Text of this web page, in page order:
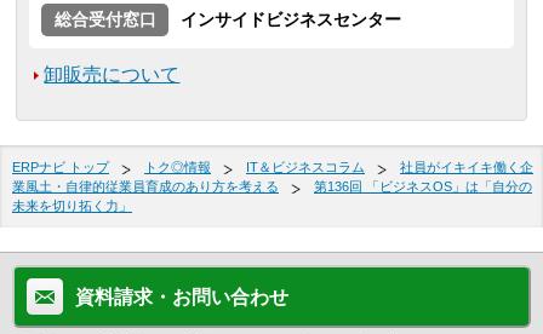
総合受付窓口
インサイドビジネスセンター
卸販売について
ERPナビ トップ トク◎情報 IT＆ビジネスコラム
社員がイキイキ働く企
業風土・自律的従業員育成のあり方を考える
第136回 「ビジネスOS」は「自分の
未来を切り拓く力」
資料請求・お問い合わせ